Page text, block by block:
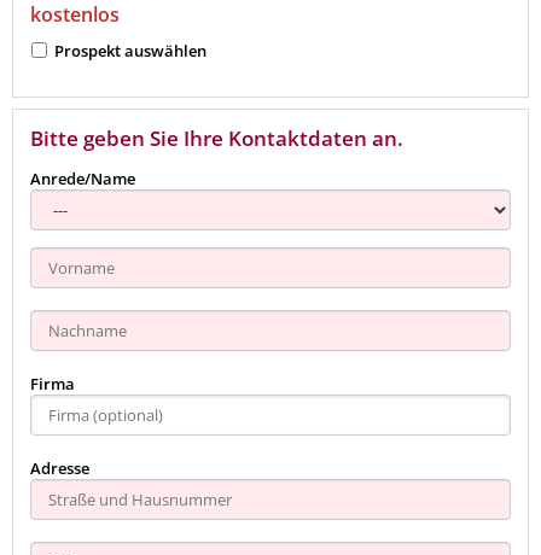
kostenlos
Prospekt auswählen
Bitte geben Sie Ihre Kontaktdaten an.
Anrede/Name
Firma
Adresse